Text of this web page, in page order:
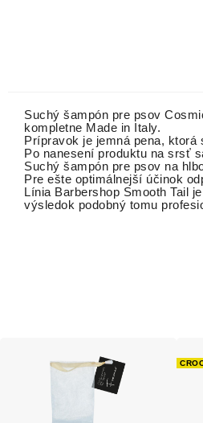
Suchý šampón pre psov
kompletne Made in Italy.
Prípravok je jemná pena,
Po nanesení produktu na srsť
Suchý šampón pre psov na
Pre ešte optimálnejší účinok
Línia Barbershop Smooth Tail
výsledok podobný tomu